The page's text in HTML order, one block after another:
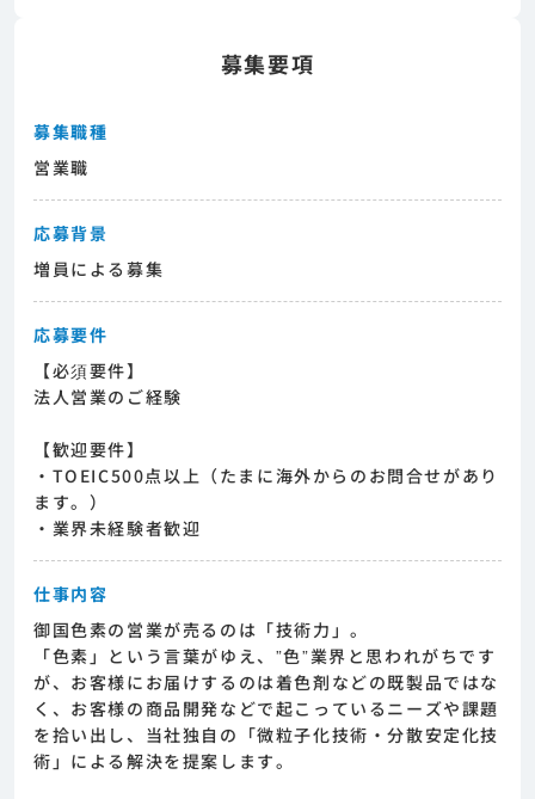
募集要項
募集職種
営業職
応募背景
増員による募集
応募要件
【必須要件】
法人営業のご経験
【歓迎要件】
・TOEIC500点以上（たまに海外からのお問合せがあり
ます。）
・業界未経験者歓迎
仕事内容
御国色素の営業が売るのは「技術力」。
「色素」という言葉がゆえ、”色”業界と思われがちです
が、お客様にお届けするのは着色剤などの既製品ではな
く、お客様の商品開発などで起こっているニーズや課題
を拾い出し、当社独自の「微粒子化技術・分散安定化技
術」による解決を提案します。